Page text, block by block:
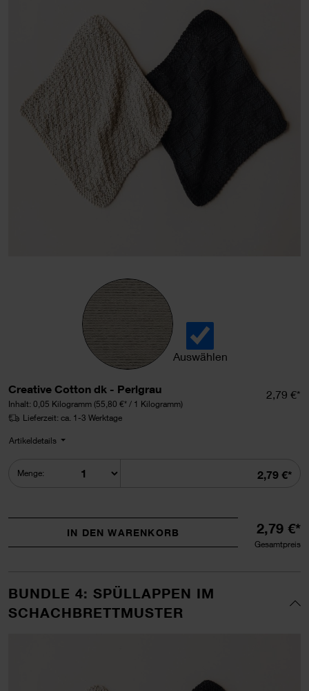
Auswählen
Creative Cotton dk - Perlgrau
Inhalt: 0,05 Kilogramm (55,80 €* / 1 Kilogramm)
2,79 €*
Summe
2,79 €*
Lieferzeit: ca. 1-3 Werktage
Artikeldetails
Menge:
IN DEN WARENKORB 2,79 €*
Gesamtpreis
BUNDLE 4: SPÜLLAPPEN IM
SCHACHBRETTMUSTER